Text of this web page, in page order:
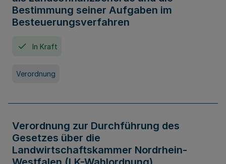
Bestimmung seiner Aufgaben im
Besteuerungsverfahren
In Kraft
Verordnung
Verordnung zur Durchführung des
Gesetzes über die
Landwirtschaftskammer Nordrhein-